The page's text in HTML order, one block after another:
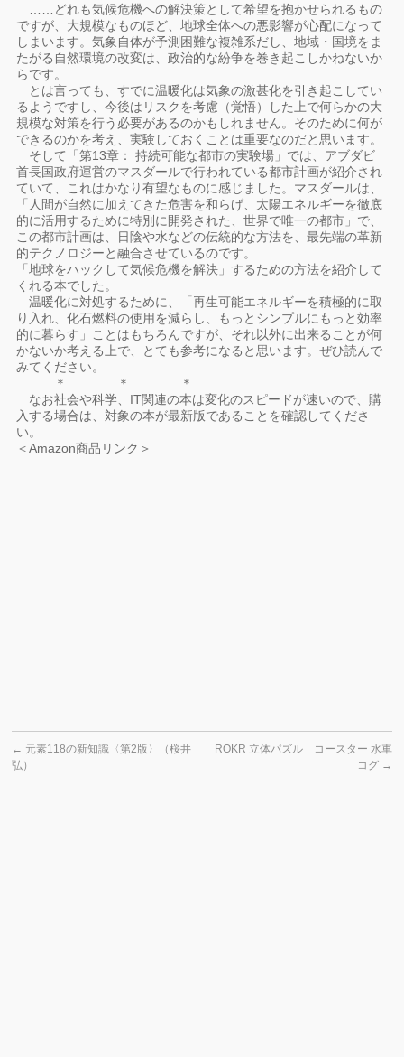
……どれも気候危機への解決策として希望を抱かせられるもの
ですが、大規模なものほど、地球全体への悪影響が心配になって
しまいます。気象自体が予測困難な複雑系だし、地域・国境をま
たがる自然環境の改変は、政治的な紛争を巻き起こしかねないか
らです。
とは言っても、すでに温暖化は気象の激甚化を引き起こしてい
るようですし、今後はリスクを考慮（覚悟）した上で何らかの大
規模な対策を行う必要があるのかもしれません。そのために何が
できるのかを考え、実験しておくことは重要なのだと思います。
そして「第13章： 持続可能な都市の実験場」では、アブダビ
首長国政府運営のマスダールで行われている都市計画が紹介され
ていて、これはかなり有望なものに感じました。マスダールは、
「人間が自然に加えてきた危害を和らげ、太陽エネルギーを徹底
的に活用するために特別に開発された、世界で唯一の都市」で、
この都市計画は、日陰や水などの伝統的な方法を、最先端の革新
的テクノロジーと融合させているのです。
「地球をハックして気候危機を解決」するための方法を紹介して
くれる本でした。
温暖化に対処するために、「再生可能エネルギーを積極的に取
り入れ、化石燃料の使用を減らし、もっとシンプルにもっと効率
的に暮らす」ことはもちろんですが、それ以外に出来ることが何
かないか考える上で、とても参考になると思います。ぜひ読んで
みてください。
＊ ＊ ＊
なお社会や科学、IT関連の本は変化のスピードが速いので、購
入する場合は、対象の本が最新版であることを確認してくださ
い。
＜Amazon商品リンク＞
← 元素118の新知識〈第2版〉（桜井
弘）
ROKR 立体パズル コースター 水車
コグ →